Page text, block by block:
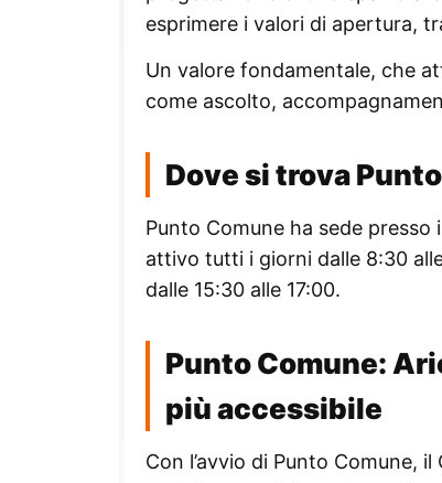
esprimere i valori di apertura,
Un valore fondamentale, che
come ascolto,
Dove si trova
Punto Comune ha sede
attivo tutti i giorni dalle 8:30
dalle 15:30 alle 17:00.
Punto Comune:
più accessibile
Con l’avvio di Punto Comune,